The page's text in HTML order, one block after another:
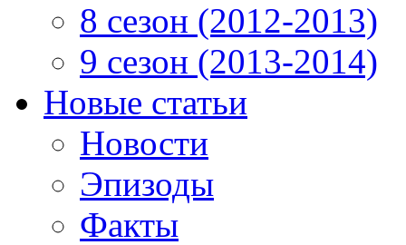
8 сезон (2012-2013)
9 сезон (2013-2014)
Новые статьи
Новости
Эпизоды
Факты